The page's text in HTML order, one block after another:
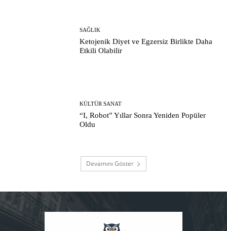
SAĞLIK
Ketojenik Diyet ve Egzersiz Birlikte Daha
Etkili Olabilir
KÜLTÜR SANAT
“I, Robot” Yıllar Sonra Yeniden Popüler
Oldu
Devamını Göster